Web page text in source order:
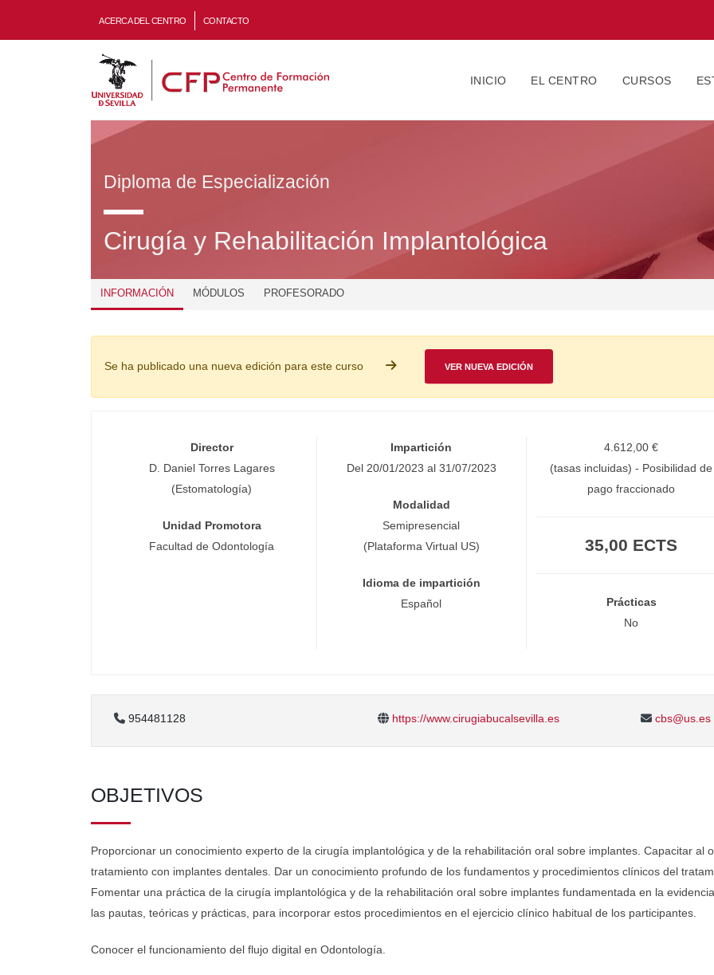
ACERCA DEL CENTRO CONTACTO
INICIO EL CENTRO CURSOS
Diploma de Especialización
Cirugía y Rehabilitación Implantológica
INFORMACIÓN MÓDULOS PROFESORADO
Se ha publicado una nueva edición para este curso VER NUEVA EDICIÓN
Director
D. Daniel Torres Lagares
(Estomatología)
Unidad Promotora
Facultad de Odontología
Impartición
Del 20/01/2023 al 31/07/2023
Modalidad
Semipresencial
(Plataforma Virtual US)
Idioma de impartición
Español
4.612,00 €
(tasas incluidas) - Posibilidad de
pago fraccionado
35,00 ECTS
Prácticas
No
954481128 https://www.cirugiabucalsevilla.es cbs@us.es
OBJETIVOS
Proporcionar un conocimiento experto de la cirugía implantológica y de la rehabilitación oral sobre implantes. Capacitar al
tratamiento con implantes dentales. Dar un conocimiento profundo de los fundamentos y procedimientos clínicos del
Fomentar una práctica de la cirugía implantológica y de la rehabilitación oral sobre implantes fundamentada en la
las pautas, teóricas y prácticas, para incorporar estos procedimientos en el ejercicio clínico habitual de los participantes.
Conocer el funcionamiento del flujo digital en Odontología.